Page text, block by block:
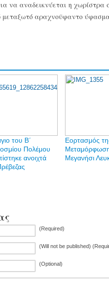
να αναδεικνύεται η
αραχνοϋφαντο
του Β΄
Πολέμου
ανοιχτά
Εορτασμός
Μεγανήσι
(Required)
(Will not be published)
(Optional)